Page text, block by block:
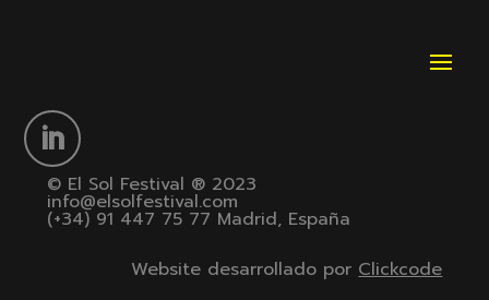
© El Sol Festival ® 2023
info@elsolfestival.com
(+34) 91 447 75 77 Madrid, España
Website desarrollado porClickcode